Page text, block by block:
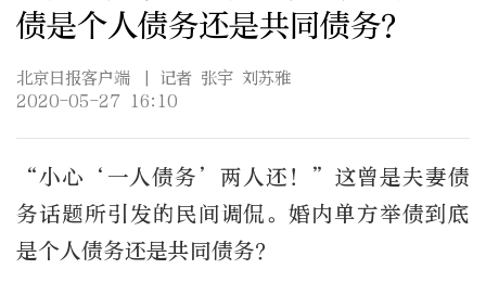
债是个人债务还是共同债务？
北京日报客户端
| 记者 张宇 刘苏雅
2020-05-27 16:10
“小心‘一人债务’两人还！”这曾是夫妻债
务话题所引发的民间调侃。婚内单方举债到底
是个人债务还是共同债务？